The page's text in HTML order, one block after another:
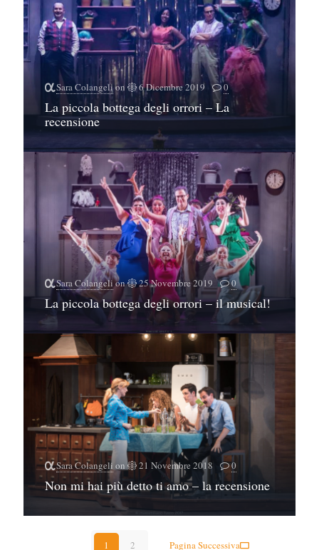
Sara Colangelion 6 Dicembre 2019 0
La piccola bottega degli orrori – La
recensione
Sara Colangelion 25 Novembre 2019 0
La piccola bottega degli orrori – il musical!
Sara Colangeli on 21 Novembre 2018 0
Non mi hai più detto ti amo – la recensione
1 2 Pagina Successiva